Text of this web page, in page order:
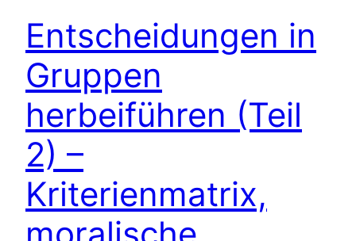
Entscheidungen in
Gruppen
herbeiführen (Teil
2) –
Kriterienmatrix,